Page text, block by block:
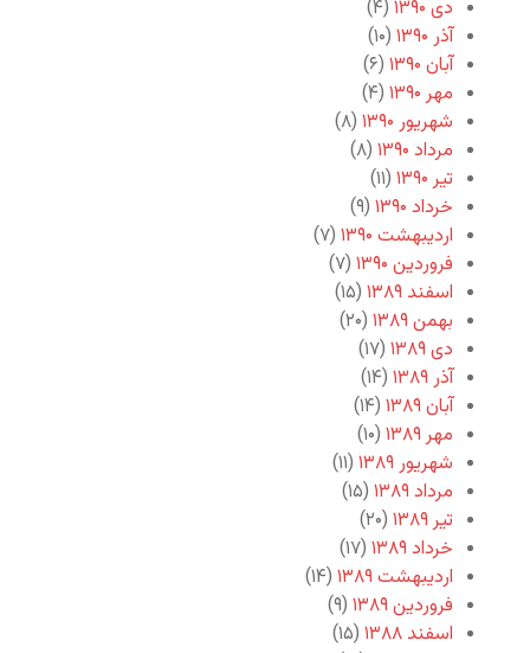
دی ۱۳۹۰
(۴)
آذر ۱۳۹۰
(۱۰)
آبان ۱۳۹۰
(۶)
مهر ۱۳۹۰
(۴)
شهریور ۱۳۹۰
(۸)
مرداد ۱۳۹۰
(۸)
تیر ۱۳۹۰
(۱۱)
خرداد ۱۳۹۰
(۹)
اردیبهشت ۱۳۹۰
(۷)
فروردین ۱۳۹۰
(۷)
اسفند ۱۳۸۹
(۱۵)
بهمن ۱۳۸۹
(۲۰)
دی ۱۳۸۹
(۱۷)
آذر ۱۳۸۹
(۱۴)
آبان ۱۳۸۹
(۱۴)
مهر ۱۳۸۹
(۱۰)
شهریور ۱۳۸۹
(۱۱)
مرداد ۱۳۸۹
(۱۵)
تیر ۱۳۸۹
(۲۰)
خرداد ۱۳۸۹
(۱۷)
اردیبهشت ۱۳۸۹
(۱۴)
فروردین ۱۳۸۹
(۹)
اسفند ۱۳۸۸
(۱۵)